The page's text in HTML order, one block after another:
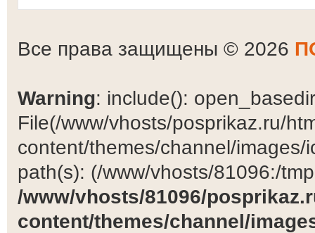
Все права защищены © 2026
Warning: include():
File(/www/vhosts/posprikaz.ru/
content/themes/channel/
path(s): (/www/vhosts/81096:/
/www/vhosts/81096/
content/themes/channel/